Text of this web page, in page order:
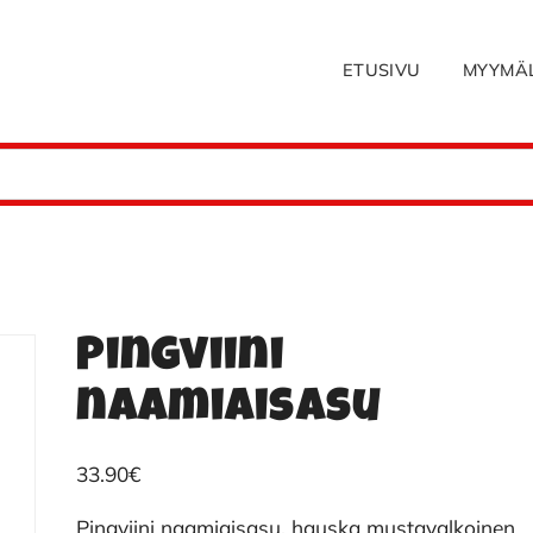
ETUSIVU
Pingviini
naamiaisasu
33.90€
Pingviini naamiaisasu, hauska mustavalkoinen